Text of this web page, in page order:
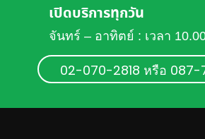
เปิดบริการทุกวัน
จันทร์ – อาทิตย์ : เวลา
02-070-2818 หรือ